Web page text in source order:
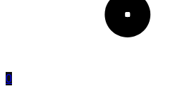
0